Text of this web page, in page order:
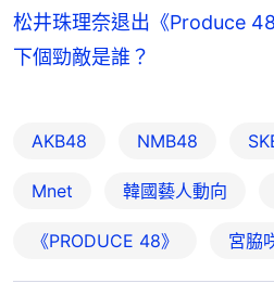
松井珠理奈退出《Produce
下個勁敵是誰？
AKB48 NMB48
Mnet 韓國藝人動向
《PRODUCE 48》 宮脇